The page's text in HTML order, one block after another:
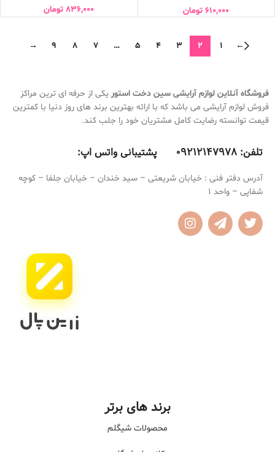
610,000 تومان 836,000 تومان
←
1
2
3
4
5
…
7
8
9
→
فروشگاه آنلاین لوازم آرایشی سین دخت استور یکی از حرفه ای ترین مراکز
فروش لوازم آرایشی می باشد که با ارائه بهترین برند های روز دنیا با کمترین
قیمت توانسته رضایت کامل مشتریان خود را جلب کند.
تلفن: 09212147978 پشتیبانی واتس اپ:
آدرس دفتر فنی : خیابان شریعتی – سید خندان – خیابان جلفا – کوچه
شفاپی – واحد 1
برند های برتر
محصولات شیگلم